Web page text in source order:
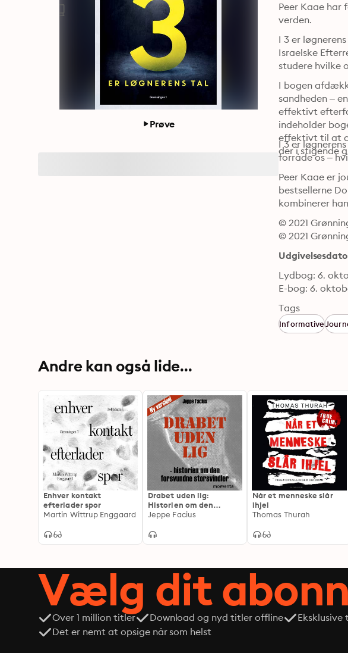
Prøve
Peer Kaae har
verden.
I 3 er
Israelske
studere hvilke
I bogen
sandheden –
effektivt
indeholder
effektivt til at
der i stigende
I 3 er
forråde os –
Peer Kaae er
bestsellerne
kombinerer
© 2021
© 2021
Udgivelsesdato
Lydbog: 6.
E-bog: 6.
Tags
Informative
Andre kan også lide...
Enhver kontakt
efterlader spor
Martin Wittrup Enggaard
Drabet uden lig:
Historien om den
forsvundne storsvindler
Jeppe Facius
Når et menneske slår
ihjel
Thomas Thurah
Vælg dit
Over 1 million titler Download og nyd titler offline
Det er nemt at opsige når som helst